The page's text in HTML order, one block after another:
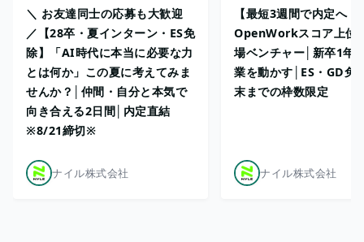
＼ お友達同士の応募も大歓迎
／【28卒・夏インターン・ES免
除】「AI時代に本当に必要な力
とは何か」この夏に考えてみま
せんか？│仲間・自分と本気で
向き合える2日間│内定直結
※8/21締切※
ナイル株式会社
【最短3週間で内定へ！
OpenWorkスコア上位
場ベンチャー│新卒1年
業を動かす│ES・GD免
末までの枠数限定
ナイル株式会社